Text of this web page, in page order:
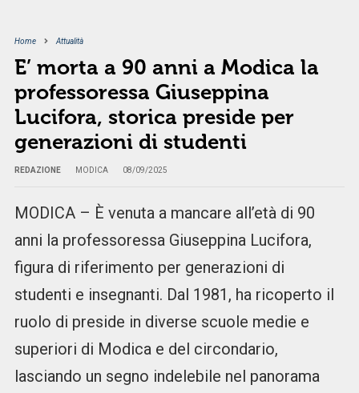
Home Attualità
E’ morta a 90 anni a Modica la
professoressa Giuseppina
Lucifora, storica preside per
generazioni di studenti
REDAZIONE MODICA 08/09/2025
MODICA – È venuta a mancare all’età di 90
anni la professoressa Giuseppina Lucifora,
figura di riferimento per generazioni di
studenti e insegnanti. Dal 1981, ha ricoperto il
ruolo di preside in diverse scuole medie e
superiori di Modica e del circondario,
lasciando un segno indelebile nel panorama